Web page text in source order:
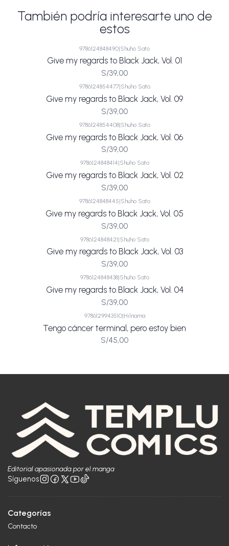
También podría interesarte uno de
estos
9786124848490|Shuho Sato
Give my regards to Black Jack, Vol. 01
S/39,00
9786124854477|Shuho Sato
Give my regards to Black Jack, Vol. 09
S/39,00
9786124854408|Shuho Sato
Give my regards to Black Jack, Vol. 06
S/39,00
9786124848414|Shuho Sato
Give my regards to Black Jack, Vol. 02
S/39,00
9786124848445|Shuho Sato
Give my regards to Black Jack, Vol. 05
S/39,00
9786124848421|Shuho Sato
Give my regards to Black Jack, Vol. 03
S/39,00
9786124848438|Shuho Sato
Give my regards to Black Jack, Vol. 04
S/39,00
9786129943510|Hilnama
Tengo cáncer terminal, pero estoy bien
S/45,00
Editorial apasionada por el manga
Síguenos
Categorías
Contacto